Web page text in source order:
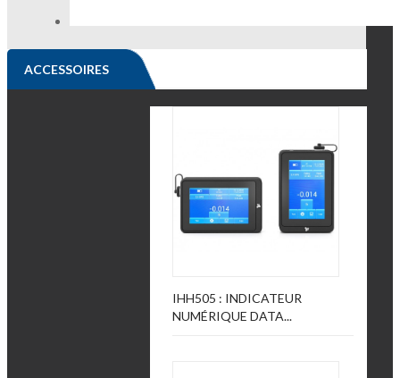
ACCESSOIRES
IHH505 : INDICATEUR
NUMÉRIQUE DATA...